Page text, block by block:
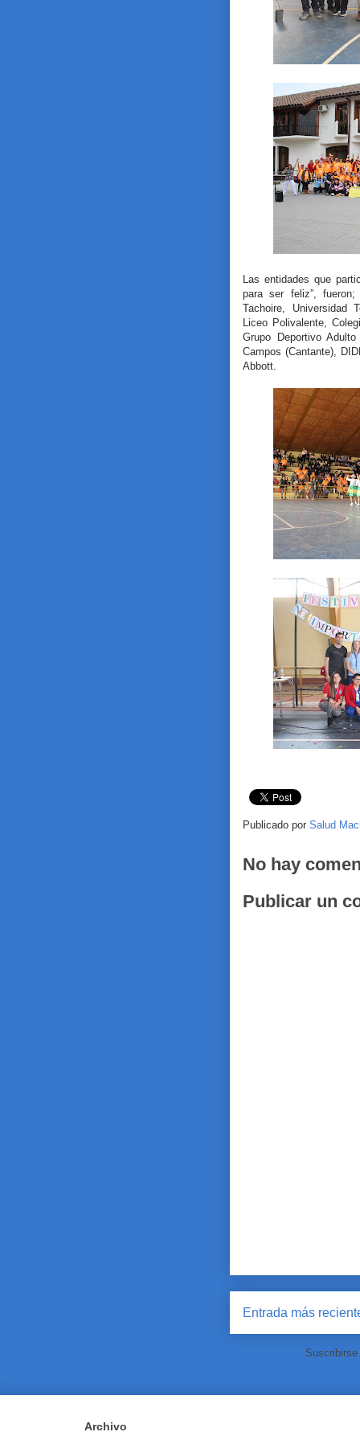
Las entidades que
para ser feliz”,
Tachoire, Universidad
Liceo Polivalente,
Grupo Deportivo
Campos (Cantante),
Abbott.
Publicado por Salud
No hay
Publicar un
Entrada más
Archivo